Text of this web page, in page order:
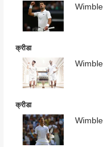
क्रीडा
क्रीडा